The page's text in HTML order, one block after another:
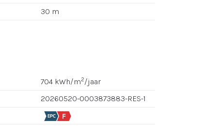
30 m
704 kWh/m2/jaar
20260520-0003873883-RES-1